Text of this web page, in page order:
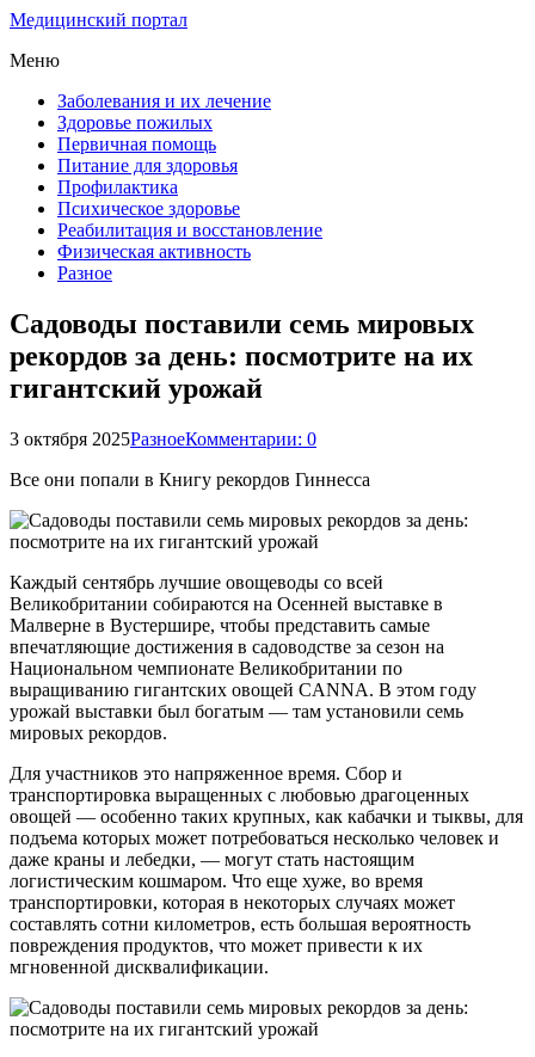
Медицинский портал
Меню
Заболевания и их лечение
Здоровье пожилых
Первичная помощь
Питание для здоровья
Профилактика
Психическое здоровье
Реабилитация и восстановление
Физическая активность
Разное
Садоводы поставили семь мировых
рекордов за день: посмотрите на их
гигантский урожай
3 октября 2025РазноеКомментарии: 0
Все они попали в Книгу рекордов Гиннесса
Каждый сентябрь лучшие овощеводы со всей
Великобритании собираются на Осенней выставке в
Малверне в Вустершире, чтобы представить самые
впечатляющие достижения в садоводстве за сезон на
Национальном чемпионате Великобритании по
выращиванию гигантских овощей CANNA. В этом году
урожай выставки был богатым — там установили семь
мировых рекордов.
Для участников это напряженное время. Сбор и
транспортировка выращенных с любовью драгоценных
овощей — особенно таких крупных, как кабачки и тыквы, для
подъема которых может потребоваться несколько человек и
даже краны и лебедки, — могут стать настоящим
логистическим кошмаром. Что еще хуже, во время
транспортировки, которая в некоторых случаях может
составлять сотни километров, есть большая вероятность
повреждения продуктов, что может привести к их
мгновенной дисквалификации.